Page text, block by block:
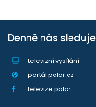
Denně nás sleduje
televizní vysílání
portál polar.cz
televize.polar